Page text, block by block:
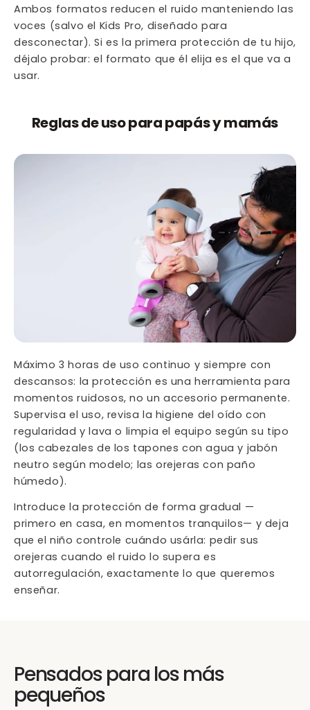
Ambos formatos reducen el ruido manteniendo las
voces (salvo el Kids Pro, diseñado para
desconectar). Si es la primera protección de tu hijo,
déjalo probar: el formato que él elija es el que va a
usar.
Reglas de uso para papás y mamás
Máximo 3 horas de uso continuo y siempre con
descansos: la protección es una herramienta para
momentos ruidosos, no un accesorio permanente.
Supervisa el uso, revisa la higiene del oído con
regularidad y lava o limpia el equipo según su tipo
(los cabezales de los tapones con agua y jabón
neutro según modelo; las orejeras con paño
húmedo).
Introduce la protección de forma gradual —
primero en casa, en momentos tranquilos— y deja
que el niño controle cuándo usárla: pedir sus
orejeras cuando el ruido lo supera es
autorregulación, exactamente lo que queremos
enseñar.
Pensados para los más
pequeños